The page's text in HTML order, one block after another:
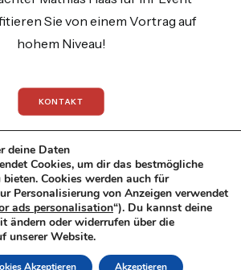
Sie von einem Vortrag auf
hohem Niveau!
KONTAKT
Haas.All rights reserved
|Impressum
Datenschutzerklaerung
deine Daten
Cookies, um dir das bestmögliche
Cookies werden auch für
Personalisierung von Anzeigen verwendet
ads personalisation“). Du kannst deine
ändern oder widerrufen über die
unserer Website.
Akzeptieren
Akzeptieren